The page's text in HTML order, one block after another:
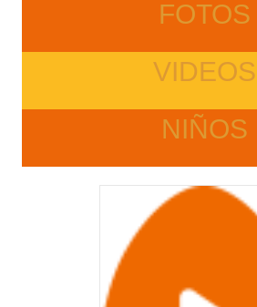
FOTOS
VIDEOS
NIÑOS